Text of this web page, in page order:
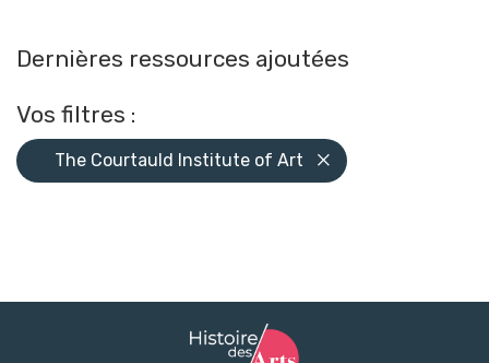
Dernières ressources ajoutées
Vos filtres :
The Courtauld Institute of Art